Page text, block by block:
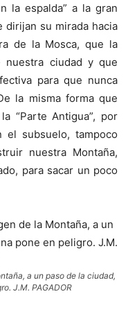
la espalda” a la gran
dirijan su mirada hacia
de la Mosca, que la
nuestra ciudad y que
para que nunca
la misma forma que
“Parte Antigua”, por
subsuelo, tampoco
nuestra Montaña,
para sacar un poco
a un paso de la ciudad,
J.M. PAGADOR